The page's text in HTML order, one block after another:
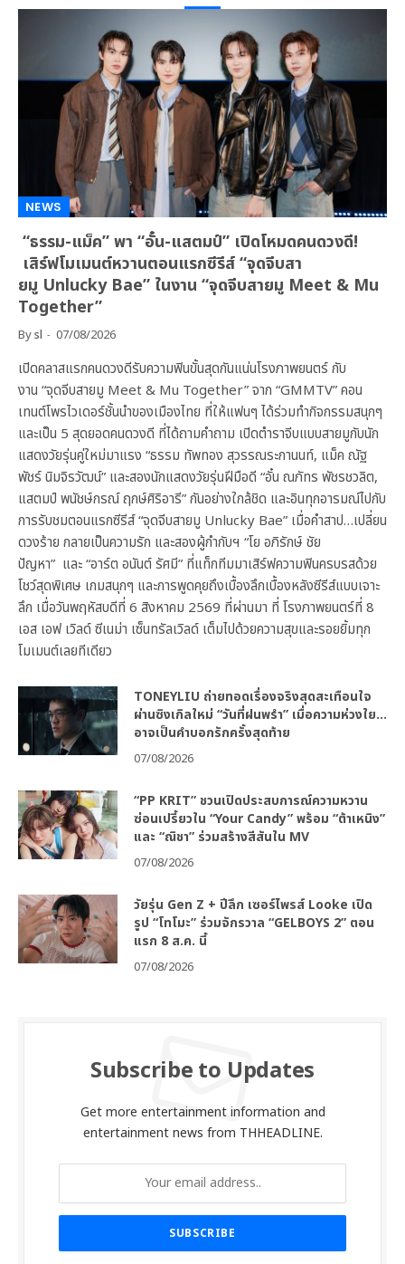
NEWS
“ธรรม-แม็ค” พา “อั๋น-แสตมป์” เปิดโหมดคนดวงดี!
เสิร์ฟโมเมนต์หวานตอนแรกซีรีส์ “จุดจีบสา
ยมู Unlucky Bae” ในงาน “จุดจีบสายมู Meet & Mu
Together”
Bysl 07/08/2026
เปิดคลาสแรกคนดวงดีรับความฟินขั้นสุดกันแน่นโรงภาพยนตร์ กับ
งาน “จุดจีบสายมู Meet & Mu Together” จาก “GMMTV” คอน
เทนต์โพรไวเดอร์ชั้นนำของเมืองไทย ที่ให้แฟนๆ ได้ร่วมทำกิจกรรมสนุกๆ
และเป็น 5 สุดยอดคนดวงดี ที่ได้ถามคำถาม เปิดตำราจีบแบบสายมูกับนัก
แสดงวัยรุ่นคู่ใหม่มาแรง “ธรรม ทัพทอง สุวรรณระกานนท์, แม็ค ณัฐ
พัชร์ นิมจิรวัฒน์” และสองนักแสดงวัยรุ่นฝีมือดี “อั๋น ณภัทร พัชรชวลิต,
แสตมป์ พนัชษ์กรณ์ ฤกษ์ศิริอารี” กันอย่างใกล้ชิด และอินทุกอารมณ์ไปกับ
การรับชมตอนแรกซีรีส์ “จุดจีบสายมู Unlucky Bae” เมื่อคำสาป…เปลี่ยน
ดวงร้าย กลายเป็นความรัก และสองผู้กำกับฯ “โย อภิรักษ์ ชัย
ปัญหา” และ “อาร์ต อนันต์ รัศมี” ที่แท็กทีมมาเสิร์ฟความฟินครบรสด้วย
โชว์สุดพิเศษ เกมสนุกๆ และการพูดคุยถึงเบื้องลึกเบื้องหลังซีรีส์แบบเจาะ
ลึก เมื่อวันพฤหัสบดีที่ 6 สิงหาคม 2569 ที่ผ่านมา ที่ โรงภาพยนตร์ที่ 8
เอส เอฟ เวิลด์ ซีเนม่า เซ็นทรัลเวิลด์ เต็มไปด้วยความสุขและรอยยิ้มทุก
โมเมนต์เลยทีเดียว
TONEYLIU ถ่ายทอดเรื่องจริงสุดสะเทือนใจ
ผ่านซิงเกิลใหม่ “วันที่ฝนพรำ” เมื่อความห่วงใย…
อาจเป็นคำบอกรักครั้งสุดท้าย
07/08/2026
“PP KRIT” ชวนเปิดประสบการณ์ความหวาน
ซ่อนเปรี้ยวใน “Your Candy” พร้อม “ต้าเหนิง”
และ “ณิชา” ร่วมสร้างสีสันใน MV
07/08/2026
วัยรุ่น Gen Z + ปีลึก เซอร์ไพรส์ Looke เปิด
รูป “โทโมะ” ร่วมจักรวาล “GELBOYS 2” ตอน
แรก 8 ส.ค. นี้
07/08/2026
Subscribe to Updates
Get more entertainment information and
entertainment news from THHEADLINE.